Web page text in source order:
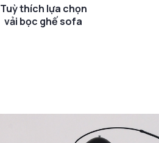
Tuỳ thích lựa chọn
vải bọc ghế sofa